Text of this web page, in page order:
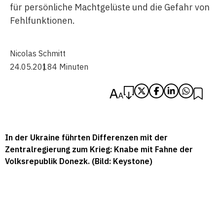
für persönliche Machtgelüste und die Gefahr von
Fehlfunktionen.
Nicolas Schmitt
24.05.20184 Minuten
In der Ukraine führten Differenzen mit der
Zentralregierung zum Krieg: Knabe mit Fahne der
Volksrepublik Donezk. (Bild: Keystone)